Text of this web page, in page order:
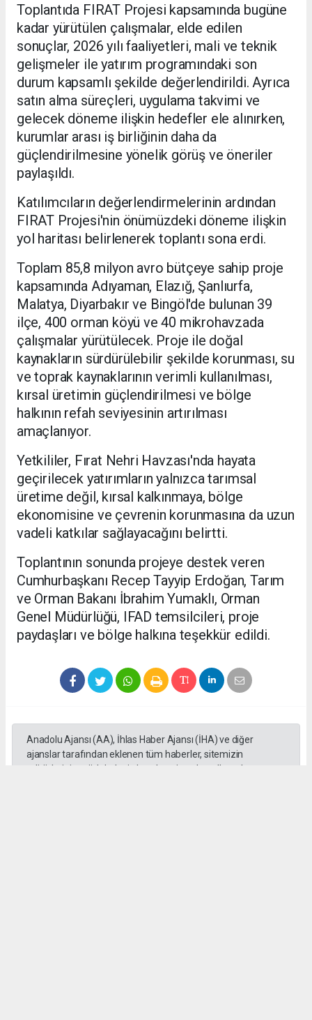
Toplantıda FIRAT Projesi kapsamında bugüne
kadar yürütülen çalışmalar, elde edilen
sonuçlar, 2026 yılı faaliyetleri, mali ve teknik
gelişmeler ile yatırım programındaki son
durum kapsamlı şekilde değerlendirildi. Ayrıca
satın alma süreçleri, uygulama takvimi ve
gelecek döneme ilişkin hedefler ele alınırken,
kurumlar arası iş birliğinin daha da
güçlendirilmesine yönelik görüş ve öneriler
paylaşıldı.
Katılımcıların değerlendirmelerinin ardından
FIRAT Projesi'nin önümüzdeki döneme ilişkin
yol haritası belirlenerek toplantı sona erdi.
Toplam 85,8 milyon avro bütçeye sahip proje
kapsamında Adıyaman, Elazığ, Şanlıurfa,
Malatya, Diyarbakır ve Bingöl'de bulunan 39
ilçe, 400 orman köyü ve 40 mikrohavzada
çalışmalar yürütülecek. Proje ile doğal
kaynakların sürdürülebilir şekilde korunması, su
ve toprak kaynaklarının verimli kullanılması,
kırsal üretimin güçlendirilmesi ve bölge
halkının refah seviyesinin artırılması
amaçlanıyor.
Yetkililer, Fırat Nehri Havzası'nda hayata
geçirilecek yatırımların yalnızca tarımsal
üretime değil, kırsal kalkınmaya, bölge
ekonomisine ve çevrenin korunmasına da uzun
vadeli katkılar sağlayacağını belirtti.
Toplantının sonunda projeye destek veren
Cumhurbaşkanı Recep Tayyip Erdoğan, Tarım
ve Orman Bakanı İbrahim Yumaklı, Orman
Genel Müdürlüğü, IFAD temsilcileri, proje
paydaşları ve bölge halkına teşekkür edildi.
Anadolu Ajansı (AA), İhlas Haber Ajansı (İHA) ve diğer
ajanslar tarafından eklenen tüm haberler, sitemizin
editörlerinin müdahalesi olmadan ajans kanallarından